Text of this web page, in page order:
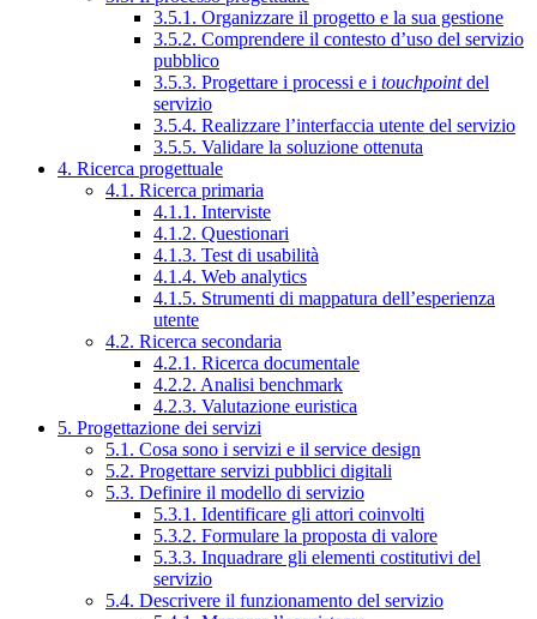
3.5.1. Organizzare il progetto e la sua gestione
3.5.2. Comprendere il contesto d’uso del servizio
pubblico
3.5.3. Progettare i processi e i touchpointdel
servizio
3.5.4. Realizzare l’interfaccia utente del servizio
3.5.5. Validare la soluzione ottenuta
4. Ricerca progettuale
4.1. Ricerca primaria
4.1.1. Interviste
4.1.2. Questionari
4.1.3. Test di usabilità
4.1.4. Web analytics
4.1.5. Strumenti di mappatura dell’esperienza
utente
4.2. Ricerca secondaria
4.2.1. Ricerca documentale
4.2.2. Analisi benchmark
4.2.3. Valutazione euristica
5. Progettazione dei servizi
5.1. Cosa sono i servizi e il service design
5.2. Progettare servizi pubblici digitali
5.3. Definire il modello di servizio
5.3.1. Identificare gli attori coinvolti
5.3.2. Formulare la proposta di valore
5.3.3. Inquadrare gli elementi costitutivi del
servizio
5.4. Descrivere il funzionamento del servizio